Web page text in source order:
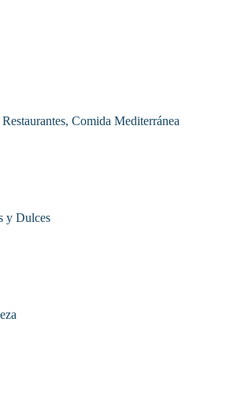
Comida Mediterránea
y Dulces